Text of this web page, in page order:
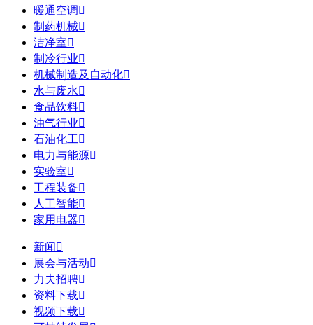
暖通空调 
制药机械
洁净室
制冷行业
机械制造及自动化
水与废水
食品饮料
油气行业
石油化工
电力与能源
实验室
工程装备
人工智能
家用电器
新闻 
展会与活动
力夫招聘
资料下载
视频下载